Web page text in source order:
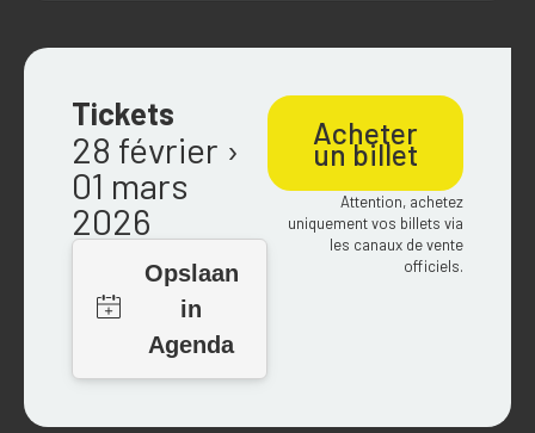
Tickets
28 février ›
01 mars
2026
Acheter
un billet
Attention, achetez
uniquement vos billets via
les canaux de vente
officiels.